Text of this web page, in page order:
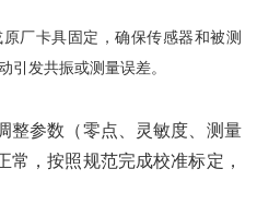
厂卡具固定，确保传感器和被测
引发共振或测量误差。
整参数（零点、灵敏度、测量
常，按照规范完成校准标定，